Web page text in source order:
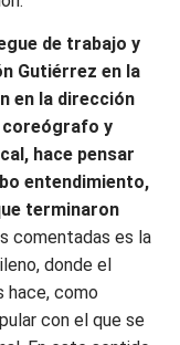
de trabajo y
Gutiérrez en la
en la dirección
coreógrafo y
hace pensar
entendimiento,
terminaron
comentadas es la
donde el
hace, como
con el que se